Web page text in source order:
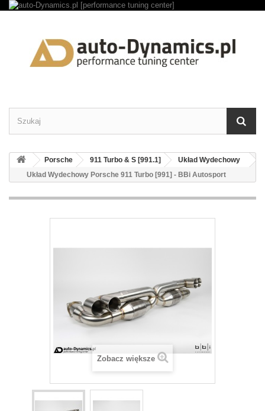
Porsche 911 Turbo & S [991.1]
Układ Wydechowy
Układ Wydechowy Porsche 911 Turbo [991] - BBi Autosport
Zobacz większe